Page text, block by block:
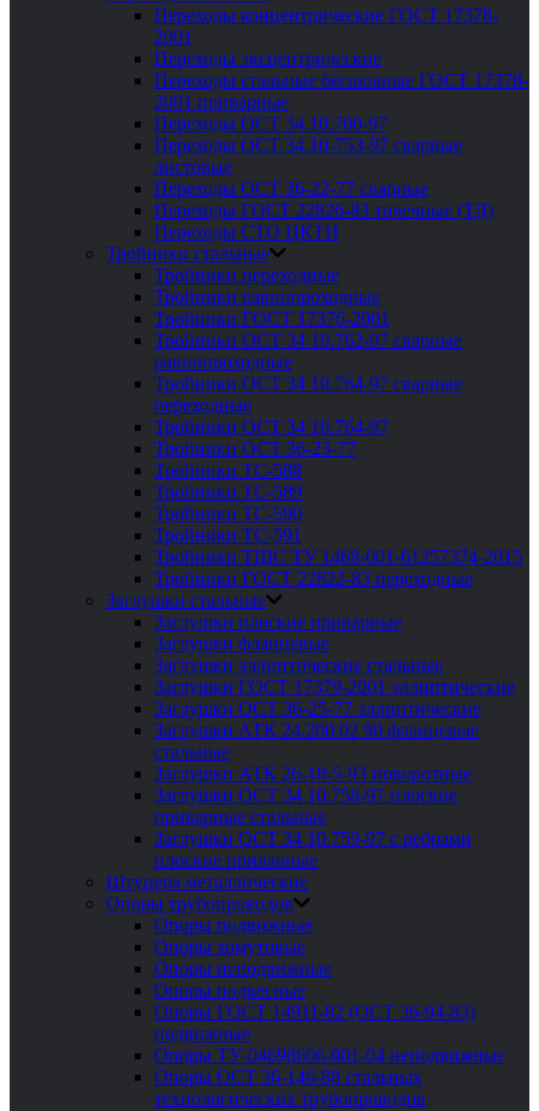
Переходы концентрические ГОСТ 17378-
2001
Переходы эксцентрические
Переходы стальные бесшовные ГОСТ 17378-
2001 приварные
Переходы ОСТ 34.10.700-97
Переходы ОСТ 34.10-753-97 сварные
листовые
Переходы ОСТ 36-22-77 сварные
Переходы ГОСТ 22826-83 точечные (ТД)
Переходы СТО ЦКТИ
Тройники стальные
Тройники переходные
Тройники равнопроходные
Тройники ГОСТ 17376-2001
Тройники ОСТ 34 10.762-97 сварные
равнопроходные
Тройники ОСТ 34 10.764-97 сварные
переходные
Тройники ОСТ 34 10.764-97
Тройники ОСТ 36-23-77
Тройники ТС-588
Тройники ТС-589
Тройники ТС-590
Тройники ТС-591
Тройники ТШС ТУ 1468-001-61257374-2015
Тройники ГОСТ 22822-83 переходные
Заглушки стальные
Заглушки плоские приварные
Заглушки фланцевые
Заглушки эллиптические стальные
Заглушки ГОСТ 17379-2001 эллиптические
Заглушки ОСТ 36-25-77 эллиптические
Заглушки АТК 24.200 02 90 фланцевые
стальные
Заглушки АТК 26-18-5-93 поворотные
Заглушки ОСТ 34 10.758-97 плоские
приварные стальные
Заглушки ОСТ 34 10.759-97 с ребрами
плоские приварные
Штуцера металлические
Опоры трубопроводов
Опоры подвижные
Опоры хомутовые
Опоры неподвижные
Опоры подвесные
Опоры ГОСТ 14911-82 (ОСТ 36-94-83)
подвижные
Опоры ТУ-04698606-001-04 неподвижные
Опоры ОСТ 36-146-88 стальных
технологических трубопроводов